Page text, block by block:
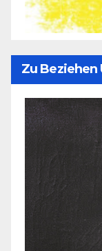
Zu Beziehen